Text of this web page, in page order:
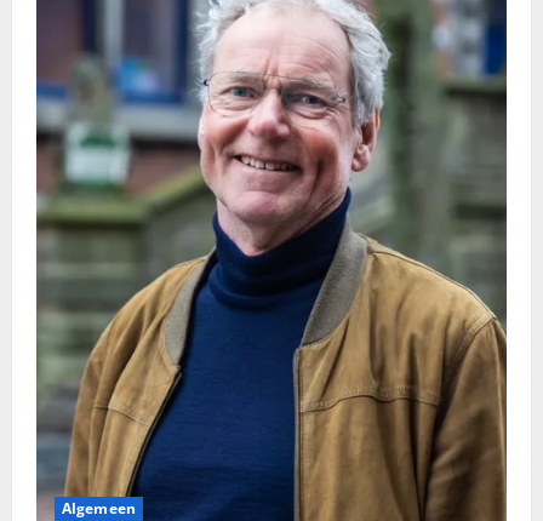
Algemeen